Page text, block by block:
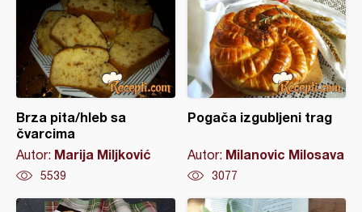
Brza pita/hleb sa
čvarcima
Autor: Marija Miljković
5539
Pogača izgubljeni trag
Autor: Milanovic Milosava
3077